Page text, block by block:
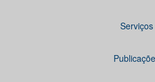
Serviços